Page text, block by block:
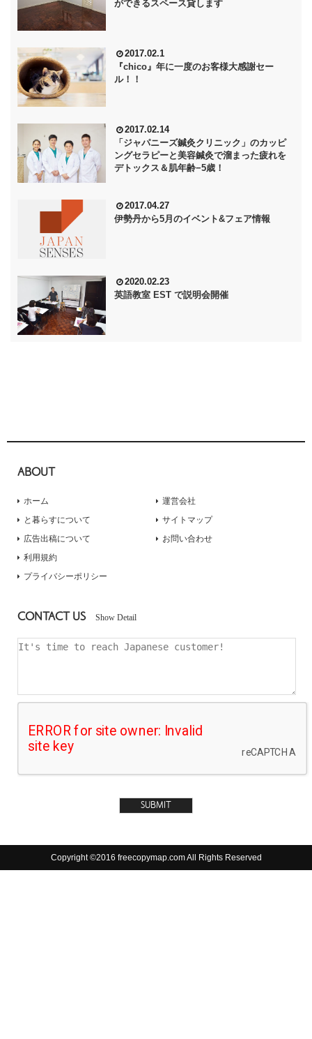
ができるスペース貸します
2017.02.1
『chico』年に一度のお客様大感謝セー
ル！！
2017.02.14
「ジャパニーズ鍼灸クリニック」のカッピ
ングセラピーと美容鍼灸で溜まった疲れを
デトックス＆肌年齢−5歳！
2017.04.27
伊勢丹から5月のイベント&フェア情報
2020.02.23
英語教室 EST で説明会開催
ABOUT
ホーム
と暮らすについて
広告出稿について
運営会社
サイトマップ
お問い合わせ
利用規約
プライバシーポリシー
CONTACT US Show Detail
Copyright ©2016 freecopymap.com All Rights Reserved